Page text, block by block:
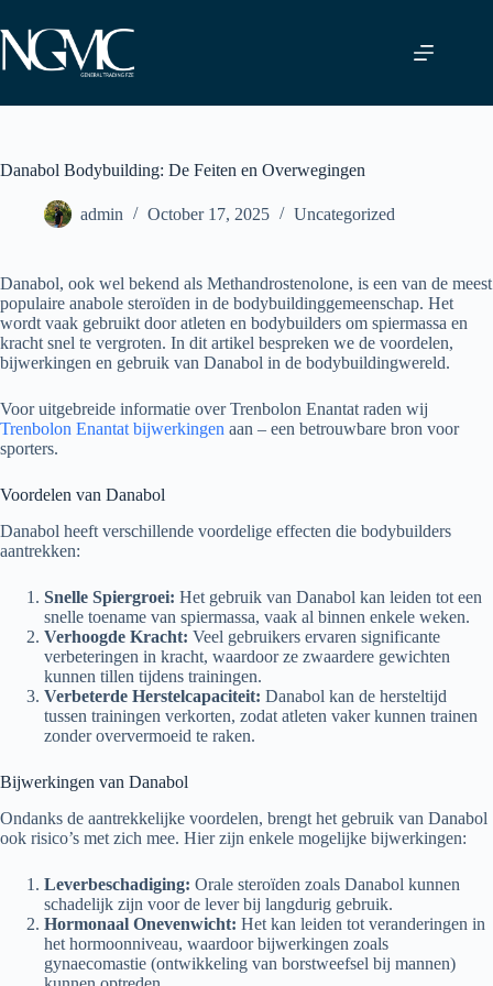
to
content
Danabol Bodybuilding: De Feiten en Overwegingen
admin October 17, 2025 Uncategorized
Danabol, ook wel bekend als Methandrostenolone, is een van de meest
populaire anabole steroïden in de bodybuildinggemeenschap. Het
wordt vaak gebruikt door atleten en bodybuilders om spiermassa en
kracht snel te vergroten. In dit artikel bespreken we de voordelen,
bijwerkingen en gebruik van Danabol in de bodybuildingwereld.
Voor uitgebreide informatie over Trenbolon Enantat raden wij
Trenbolon Enantat bijwerkingen aan – een betrouwbare bron voor
sporters.
Voordelen van Danabol
Danabol heeft verschillende voordelige effecten die bodybuilders
aantrekken:
Snelle Spiergroei: Het gebruik van Danabol kan leiden tot een
snelle toename van spiermassa, vaak al binnen enkele weken.
Verhoogde Kracht: Veel gebruikers ervaren significante
verbeteringen in kracht, waardoor ze zwaardere gewichten
kunnen tillen tijdens trainingen.
Verbeterde Herstelcapaciteit: Danabol kan de hersteltijd
tussen trainingen verkorten, zodat atleten vaker kunnen trainen
zonder oververmoeid te raken.
Bijwerkingen van Danabol
Ondanks de aantrekkelijke voordelen, brengt het gebruik van Danabol
ook risico’s met zich mee. Hier zijn enkele mogelijke bijwerkingen:
Leverbeschadiging: Orale steroïden zoals Danabol kunnen
schadelijk zijn voor de lever bij langdurig gebruik.
Hormonaal Onevenwicht: Het kan leiden tot veranderingen in
het hormoonniveau, waardoor bijwerkingen zoals
gynaecomastie (ontwikkeling van borstweefsel bij mannen)